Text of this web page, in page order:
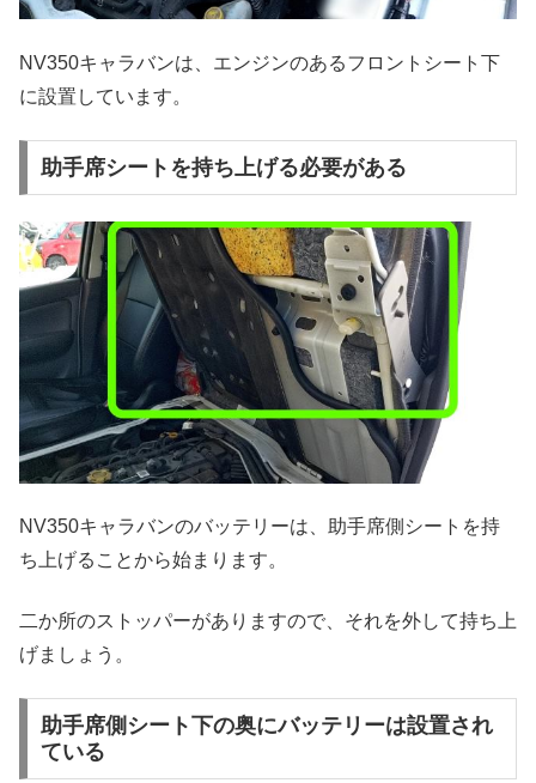
NV350キャラバンは、エンジンのあるフロントシート下
に設置しています。
助手席シートを持ち上げる必要がある
NV350キャラバンのバッテリーは、助手席側シートを持
ち上げることから始まります。
二か所のストッパーがありますので、それを外して持ち上
げましょう。
助手席側シート下の奥にバッテリーは設置され
ている